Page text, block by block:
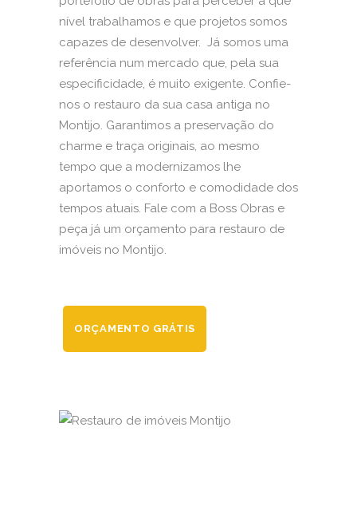
nível trabalhamos e que projetos somos
capazes de desenvolver. Já somos uma
referência num mercado que, pela sua
especificidade, é muito exigente. Confie-
nos o restauro da sua casa antiga no
Montijo. Garantimos a preservação do
charme e traça originais, ao mesmo
tempo que a modernizamos lhe
aportamos o conforto e comodidade dos
tempos atuais. Fale com a Boss Obras e
peça já um orçamento para restauro de
imóveis no Montijo.
ORÇAMENTO GRÁTIS